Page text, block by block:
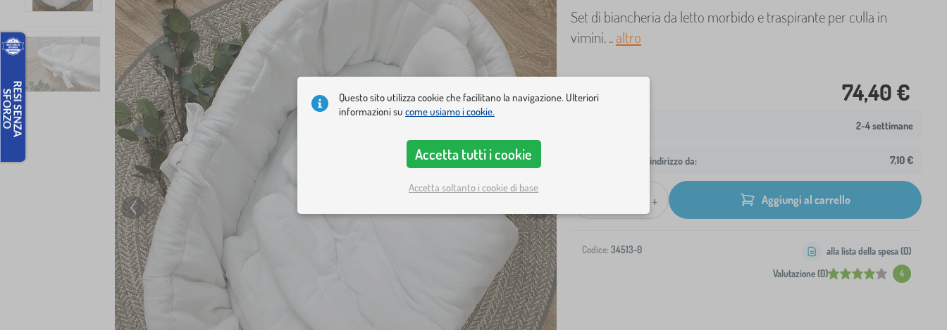
Set di biancheria da letto morbido e traspirante per culla in
vimini. ..altro
74,40 €
2-4 settimane
Spedizione al tuo indirizzo da: 7,10 €
+ Aggiungi al carrello
Codice: 34513-0
Valutazione (0) 4
alla lista della spesa (0)
Questo sito utilizza cookie che facilitano la navigazione. Ulteriori
informazioni su come usiamo i cookie.
Accetta tutti i cookie
Accetta soltanto i cookie di base